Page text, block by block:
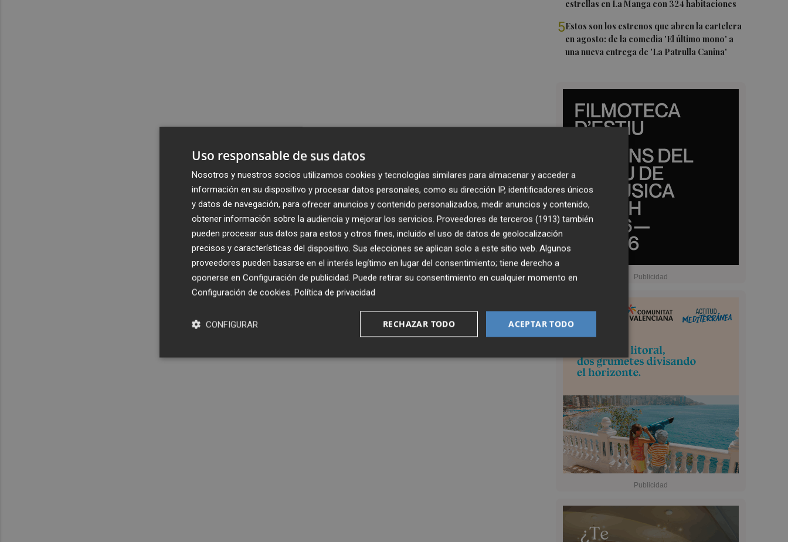
estrellas en La Manga con 324 habitaciones
5Estos son los estrenos que abren la cartelera
en agosto: de la comedia 'El último mono' a
una nueva entrega de 'La Patrulla Canina'
Uso responsable de sus datos
Nosotros y nuestros socios utilizamos cookies y tecnologías similares para almacenar y acceder a
información en su dispositivo y procesar datos personales, como su dirección IP, identificadores únicos
y datos de navegación, para ofrecer anuncios y contenido personalizados, medir anuncios y contenido,
obtener información sobre la audiencia y mejorar los servicios. Proveedores de terceros (1913) también
pueden procesar sus datos para estos y otros fines, incluido el uso de datos de geolocalización
precisos y características del dispositivo. Sus elecciones se aplican solo a este sitio web. Algunos
proveedores pueden basarse en el interés legítimo en lugar del consentimiento; tiene derecho a
oponerse en Configuración de publicidad. Puede retirar su consentimiento en cualquier momento en
Configuración de cookies. Política de privacidad
ACEPTAR TODO
RECHAZAR TODO
CONFIGURAR